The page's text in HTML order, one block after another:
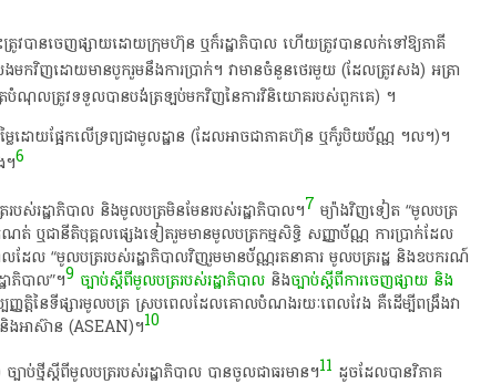
វ​បាន​ចេញផ្សាយ​ដោយ​ក្រុមហ៊ុន​ ឬ​ក៏​រដ្ឋាភិបាល​ ហើយ​ត្រូវ​បាន​លក់​ទៅ​ឱ្យ​ភាគី​
វិញ​ដោយ​មាន​បូក​រួម​នឹង​ការ​ប្រាក់​។​ វា​មាន​ចំនួន​ថេរ​មួយ​ (​ដែល​ត្រូវ​សង​)​ អត្រា​
បំណុល​ត្រូវ​ទទួល​បាន​បង់​ត្រឡប់​មក​វិញ​នៃ​ការ​វិនិយោគ​របស់​ពួក​គេ​)​ ។​
ៃ​ដោយ​ផ្អែក​លើ​ទ្រព្យ​ជា​មូលដ្ឋាន​ (​ដែល​អាច​ជា​ភាគហ៊ុន​ ឬ​ក៏​រូបិយប័ណ្ណ​ ។​ល​។​)​។​
។​6
ស់​រដ្ឋាភិបាល​ និង​មូល​ប​ត្រ​មិនមែន​របស់​រដ្ឋាភិបាល​។7 ​ ម្យ៉ាងវិញទៀត​ “​មូល​ប​ត្រ​
ឬ​ជា​នីតិបុគ្គល​ផ្សេង​ទៀត​រួម​មាន​មូល​ប​ត្រ​កម្មសិទ្ធិ​ សញ្ញាប័ណ្ណ​ ការ​ប្រាក់​ដែល​
ដែល​ “​មូល​ប​ត្រ​របស់​រដ្ឋាភិបាល​វិញ​រួម​មាន​ប័ណ្ណ​រតនាគារ​ មូល​ប​ត្រ​រដ្ឋ​ និង​ឧបករណ៍​
ភិបាល​”​។9 ច្បាប់​ស្តី​ពី​មូល​ប​ត្រ​របស់​រដ្ឋាភិបាល​និង​ច្បាប់​ស្តី​ពី​ការ​ចេញផ្សាយ​ និង​
ញ្ញត្តិ​នៃ​ទីផ្សារ​មូល​ប​ត្រ​ ស្រប​ពេល​ដែល​គោលបំណង​រយៈពេល​វែង​ គឺ​ដើម្បី​ពង្រឹង​វា​
និង​អាស៊ាន​ (ASEAN)​។​10
បាប់​ថ្មី​ស្តី​ពី​មូល​ប​ត្រ​របស់​​រដ្ឋាភិបាល​ បាន​ចូល​ជា​ធរមាន​។11 ​ ដូចដែល​បាន​វិភាគ​